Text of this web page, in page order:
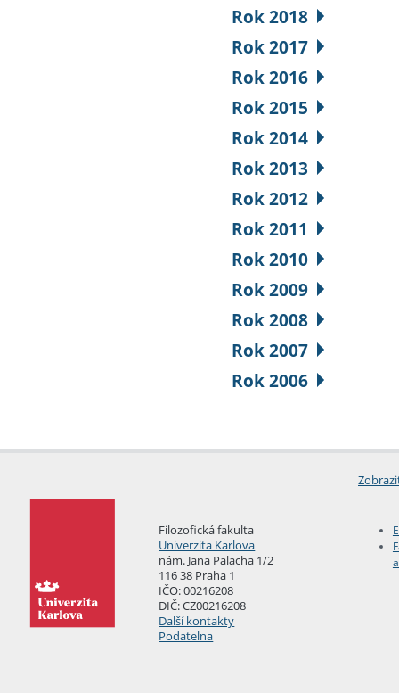
Rok 2018
Rok 2017
Rok 2016
Rok 2015
Rok 2014
Rok 2013
Rok 2012
Rok 2011
Rok 2010
Rok 2009
Rok 2008
Rok 2007
Rok 2006
Filozofická fakulta
Univerzita Karlova
nám. Jana Palacha 1/2
116 38 Praha 1
IČO: 00216208
DIČ: CZ00216208
Další kontakty
Podatelna